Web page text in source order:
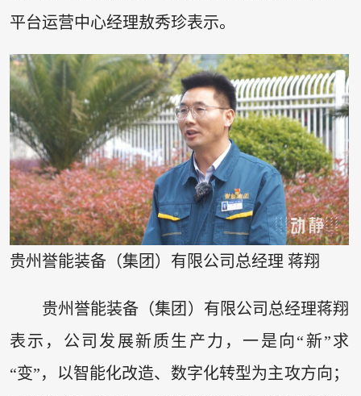
平台运营中心经理敖秀珍表示。
贵州誉能装备（集团）有限公司总经理 蒋翔
贵州誉能装备（集团）有限公司总经理蒋翔
表示，公司发展新质生产力，一是向“新”求
“变”，以智能化改造、数字化转型为主攻方向；